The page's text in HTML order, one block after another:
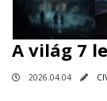
A világ 7
2026.04.04